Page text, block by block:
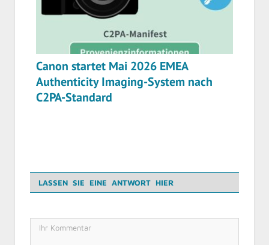
Canon startet Mai 2026 EMEA
Authenticity Imaging-System nach
C2PA-Standard
LASSEN SIE EINE ANTWORT HIER